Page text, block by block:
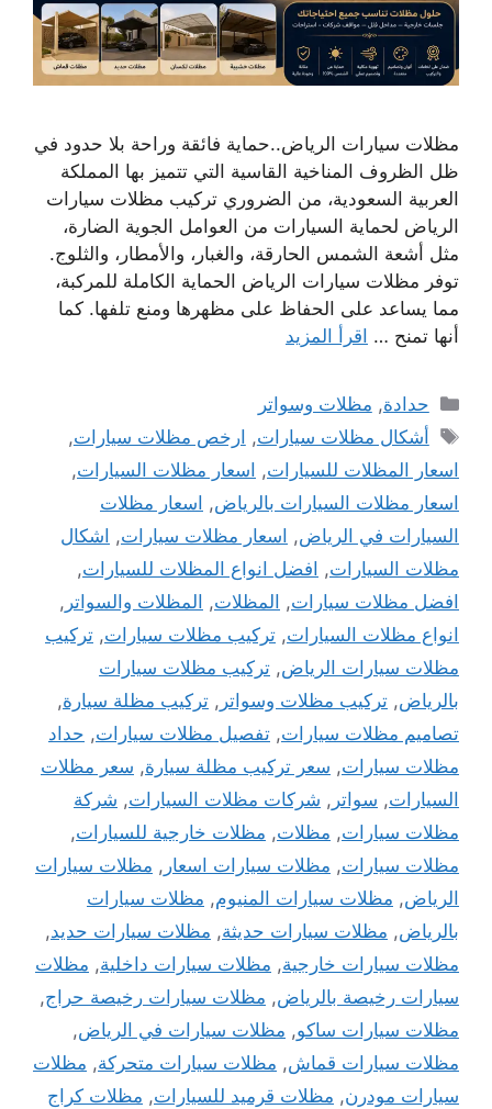
مظلات سيارات الرياض..حماية فائقة وراحة بلا حدود في
ظل الظروف المناخية القاسية التي تتميز بها المملكة
العربية السعودية، من الضروري تركيب مظلات سيارات
الرياض لحماية السيارات من العوامل الجوية الضارة،
مثل أشعة الشمس الحارقة، والغبار، والأمطار، والثلوج.
توفر مظلات سيارات الرياض الحماية الكاملة للمركبة،
مما يساعد على الحفاظ على مظهرها ومنع تلفها. كما
أنها تمنح … اقرأ المزيد
التصنيفات
حدادة, مظلات وسواتر
الوسوم
أشكال مظلات سيارات, ارخص مظلات سيارات,
اسعار المظلات للسيارات, اسعار مظلات السيارات,
اسعار مظلات السيارات بالرياض, اسعار مظلات
السيارات في الرياض, اسعار مظلات سيارات, اشكال
مظلات السيارات, افضل انواع المظلات للسيارات,
افضل مظلات سيارات, المظلات, المظلات والسواتر ,
انواع مظلات السيارات, تركيب مظلات سيارات, تركيب
مظلات سيارات الرياض, تركيب مظلات سيارات
بالرياض, تركيب مظلات وسواتر , تركيب مظلة سيارة,
تصاميم مظلات سيارات, تفصيل مظلات سيارات, حداد
مظلات سيارات, سعر تركيب مظلة سيارة, سعر مظلات
السيارات, سواتر , شركات مظلات السيارات, شركة
مظلات سيارات, مظلات, مظلات خارجية للسيارات,
مظلات سيارات, مظلات سيارات اسعار , مظلات سيارات
الرياض, مظلات سيارات المنيوم, مظلات سيارات
بالرياض, مظلات سيارات حديثة, مظلات سيارات حديد,
مظلات سيارات خارجية, مظلات سيارات داخلية, مظلات
سيارات رخيصة بالرياض, مظلات سيارات رخيصة حراج,
مظلات سيارات ساكو, مظلات سيارات في الرياض,
مظلات سيارات قماش, مظلات سيارات متحركة, مظلات
سيارات مودرن, مظلات قرميد للسيارات, مظلات كراج